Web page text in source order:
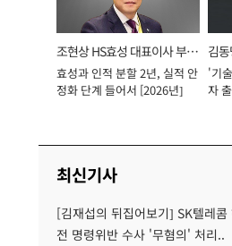
조현상 HS효성 대표이사 부회
장
효성과 인적 분할 2년, 실적 안
정화 단계 들어서 [2026년]
김
이
'기
자
최신기사
[김재섭의 뒤집어보기] SK텔레
전 명령위반 수사 '무혐의' 처리..